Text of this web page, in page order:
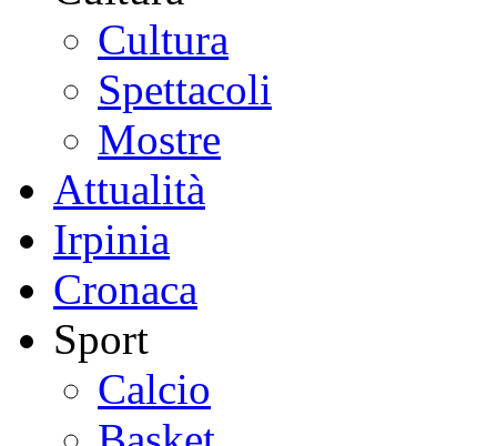
Cultura
Spettacoli
Mostre
Attualità
Irpinia
Cronaca
Sport
Calcio